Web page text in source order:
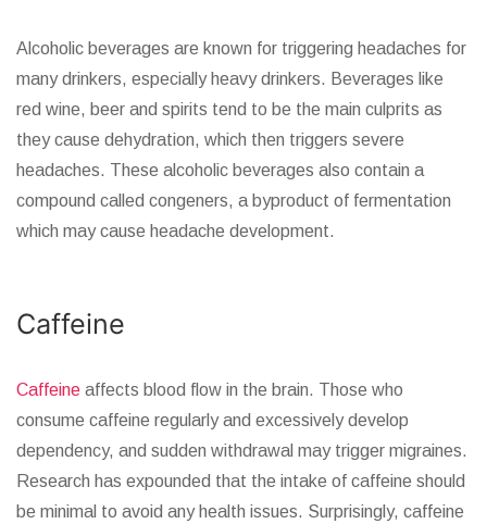
Alcoholic beverages are known for triggering headaches for
many drinkers, especially heavy drinkers. Beverages like
red wine, beer and spirits tend to be the main culprits as
they cause dehydration, which then triggers severe
headaches. These alcoholic beverages also contain a
compound called congeners, a byproduct of fermentation
which may cause headache development.
Caffeine
Caffeine affects blood flow in the brain. Those who
consume caffeine regularly and excessively develop
dependency, and sudden withdrawal may trigger migraines.
Research has expounded that the intake of caffeine should
be minimal to avoid any health issues. Surprisingly, caffeine